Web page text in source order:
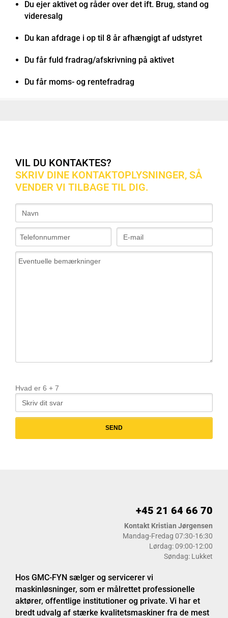
Du ejer aktivet og råder over det ift. Brug, stand og
videresalg
Du kan afdrage i op til 8 år afhængigt af udstyret
Du får fuld fradrag/afskrivning på aktivet
Du får moms- og rentefradrag
VIL DU KONTAKTES?
SKRIV DINE KONTAKTOPLYSNINGER, SÅ
VENDER VI TILBAGE TIL DIG.
Hvad er 6 + 7
+45 21 64 66 70​
Kontakt Kristian Jørgensen
Mandag-Fredag 07:30-16:30
Lørdag: 09:00-12:00
Søndag: Lukket
Hos GMC-FYN sælger og servicerer vi
maskinløsninger, som er målrettet professionelle
aktører, offentlige institutioner og private. Vi har et
bredt udvalg af stærke kvalitetsmaskiner fra de mest